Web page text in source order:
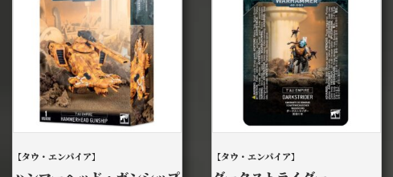
【タウ・エンパイア】 【タウ・エンパイア】